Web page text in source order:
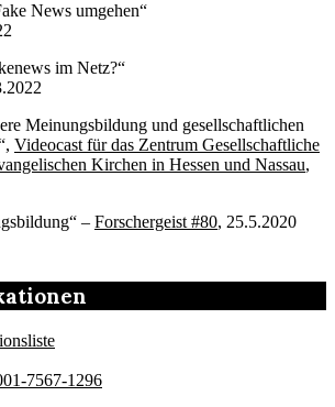
News umgehen“
im Netz?“
Meinungsbildung und gesellschaftlichen
Videocast für das Zentrum Gesellschaftliche
Kirchen in Hessen und Nassau,
– Forschergeist #80, 25.5.2020
7567-1296